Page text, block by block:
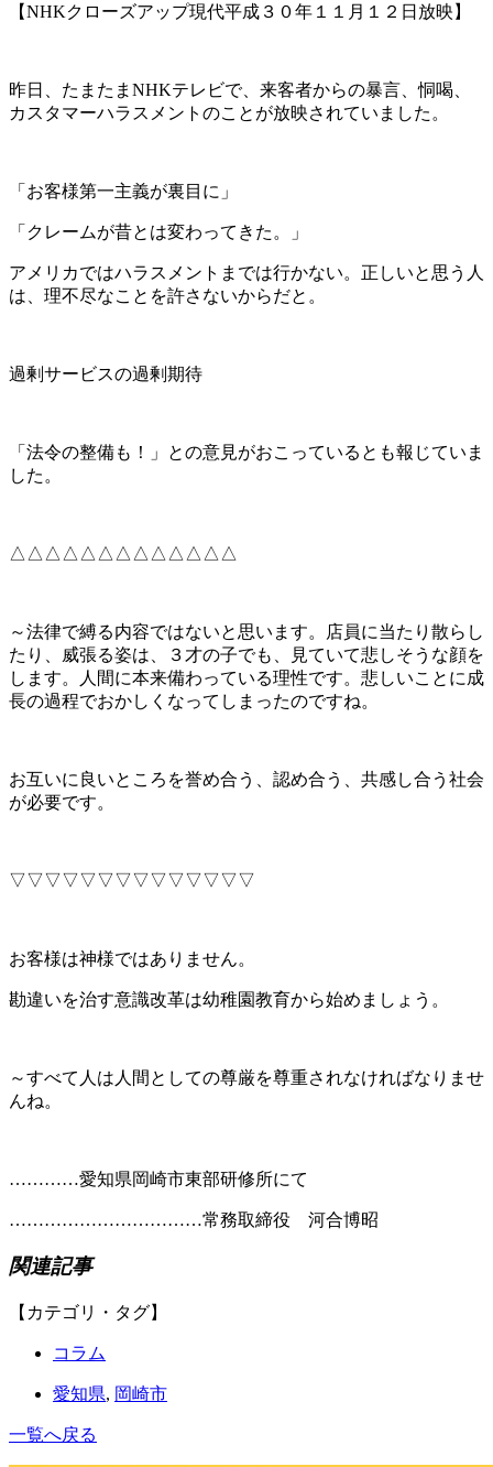
【NHKクローズアップ現代平成３０年１１月１２日放映】
昨日、たまたまNHKテレビで、来客者からの暴言、恫喝、
カスタマーハラスメントのことが放映されていました。
「お客様第一主義が裏目に」
「クレームが昔とは変わってきた。」
アメリカではハラスメントまでは行かない。正しいと思う人
は、理不尽なことを許さないからだと。
過剰サービスの過剰期待
「法令の整備も！」との意見がおこっているとも報じていま
した。
△△△△△△△△△△△△△
～法律で縛る内容ではないと思います。店員に当たり散らし
たり、威張る姿は、３才の子でも、見ていて悲しそうな顔を
します。人間に本来備わっている理性です。悲しいことに成
長の過程でおかしくなってしまったのですね。
お互いに良いところを誉め合う、認め合う、共感し合う社会
が必要です。
▽▽▽▽▽▽▽▽▽▽▽▽▽▽
お客様は神様ではありません。
勘違いを治す意識改革は幼稚園教育から始めましょう。
～すべて人は人間としての尊厳を尊重されなければなりませ
んね。
…………愛知県岡崎市東部研修所にて
……………………………常務取締役 河合博昭
関連記事
【カテゴリ・タグ】
コラム
愛知県, 岡崎市
一覧へ戻る